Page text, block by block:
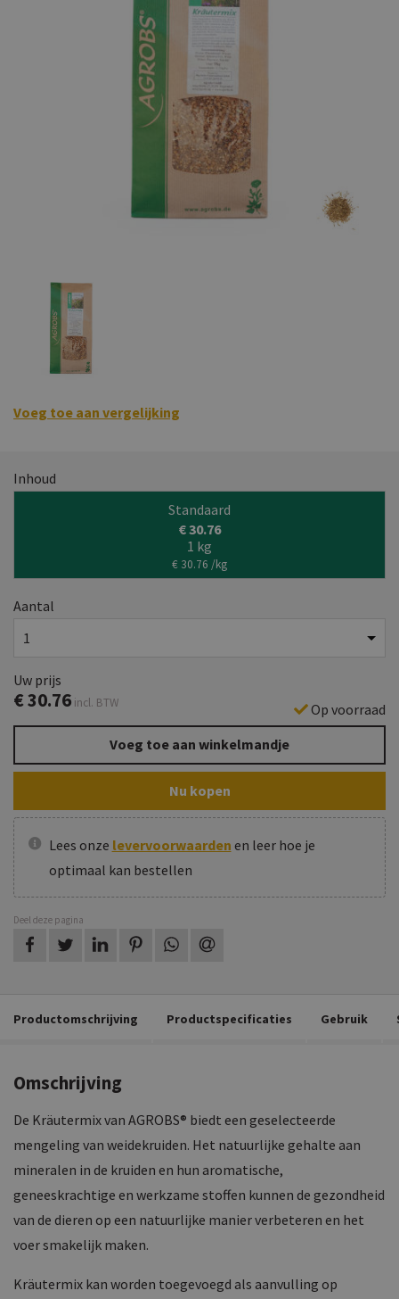
Voeg toe aan vergelijking
Inhoud
Standaard
€ 30.76
1 kg
€ 30.76 /kg
Aantal
Uw prijs
€30.76 incl. BTW
Op voorraad
Voeg toe aan winkelmandje
Nu kopen
Lees onze levervoorwaarden en leer hoe je
optimaal kan bestellen
Deel deze pagina
op Facebookop Twitterop LinkedInop Pinterestop WhatsApp
Productomschrijving Productspecificaties Gebruik
Omschrijving
De Kräutermix van AGROBS® biedt een geselecteerde
mengeling van weidekruiden. Het natuurlijke gehalte aan
mineralen in de kruiden en hun aromatische,
geneeskrachtige en werkzame stoffen kunnen de gezondheid
van de dieren op een natuurlijke manier verbeteren en het
voer smakelijk maken.
Kräutermix kan worden toegevoegd als aanvulling op